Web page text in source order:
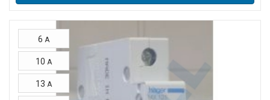
6 A
10 A
13 A